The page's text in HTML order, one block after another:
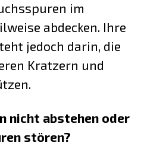
im
abdecken. Ihre
jedoch darin, die
Kratzern und
nicht abstehen oder
stören?